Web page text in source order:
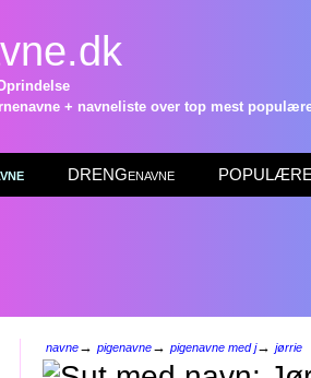
+ navneliste over top mest
DRENGenavne POPULÆRE
navne→ pigenavne→ pigenavne med j→ jørrie